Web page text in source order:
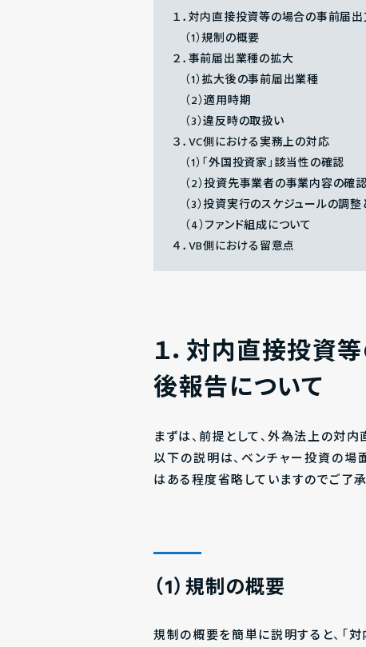
１．対内直接投資等の場合の事前届
（1）規制の概要
２．事前届出業種の拡大
（1）拡大後の事前届出業種
（2）適用時期
（3）違反時の取扱い
３．VC側における実務上の対応
（1）「外国投資家」該当性の確認
（2）投資先事業者の事業内容の確認
（3）投資実行のスケジュールの調
（4）ファンド組成について
４．VB側における留意点
１．対内直接投資
後報告について
まずは、前提として、外為法上の対
以下の説明は、ベンチャー投資の
はある程度省略していますのでご了承
（1）規制の概要
規制の概要を簡単に説明すると、「